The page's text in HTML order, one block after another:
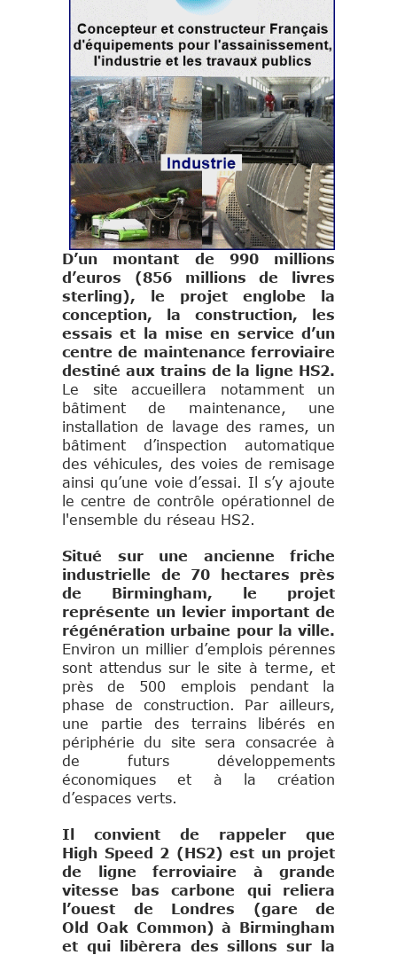
D’un montant de 990 millions
d’euros (856 millions de livres
sterling), le projet englobe la
conception, la construction, les
essais et la mise en service d’un
centre de maintenance ferroviaire
destiné aux trains de la ligne HS2.
Le site accueillera notamment un
bâtiment de maintenance, une
installation de lavage des rames, un
bâtiment d’inspection automatique
des véhicules, des voies de remisage
ainsi qu’une voie d’essai. Il s’y ajoute
le centre de contrôle opérationnel de
l'ensemble du réseau HS2.
Situé sur une ancienne friche
industrielle de 70 hectares près
de Birmingham, le projet
représente un levier important de
régénération urbaine pour la ville.
Environ un millier d’emplois pérennes
sont attendus sur le site à terme, et
près de 500 emplois pendant la
phase de construction. Par ailleurs,
une partie des terrains libérés en
périphérie du site sera consacrée à
de futurs développements
économiques et à la création
d’espaces verts.
Il convient de rappeler que
High Speed 2 (HS2) est un projet
de ligne ferroviaire à grande
vitesse bas carbone qui reliera
l’ouest de Londres (gare de
Old Oak Common) à Birmingham
et qui libèrera des sillons sur la